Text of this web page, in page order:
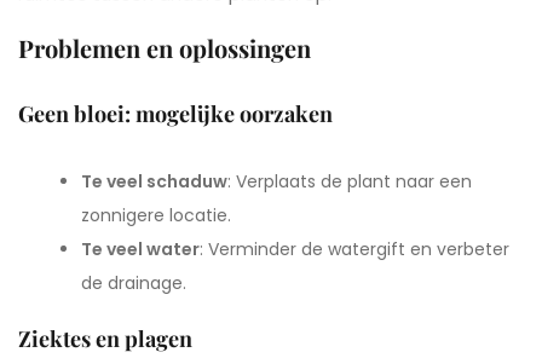
Problemen en oplossingen
Geen bloei: mogelijke oorzaken
Te veel schaduw: Verplaats de plant naar een
zonnigere locatie.
Te veel water: Verminder de watergift en verbeter
de drainage.
Ziektes en plagen